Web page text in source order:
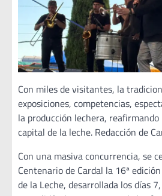
Con miles de visitantes, la
exposiciones, competencias,
la producción lechera,
capital de la leche. Redacción de
Con una masiva concurrencia, se
Centenario de Cardal la 16ª
de la Leche, desarrollada los días